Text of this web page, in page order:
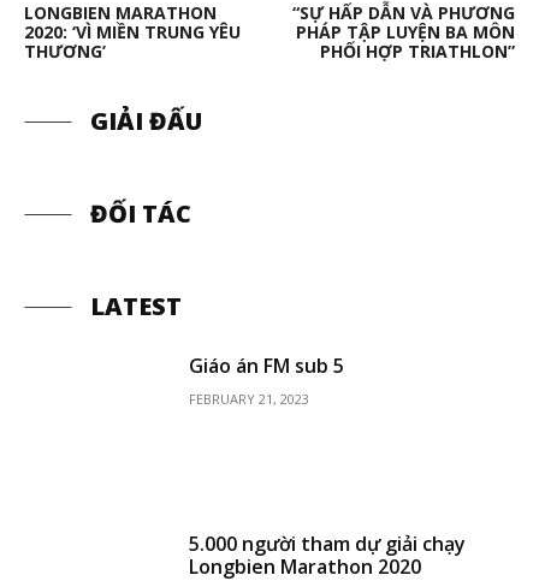
LONGBIEN MARATHON
2020: ‘VÌ MIỀN TRUNG YÊU
THƯƠNG’
“SỰ HẤP DẪN VÀ PHƯƠNG
PHÁP TẬP LUYỆN BA MÔN
PHỐI HỢP TRIATHLON”
GIẢI ĐẤU
ĐỐI TÁC
LATEST
Giáo án FM sub 5
FEBRUARY 21, 2023
5.000 người tham dự giải chạy
Longbien Marathon 2020